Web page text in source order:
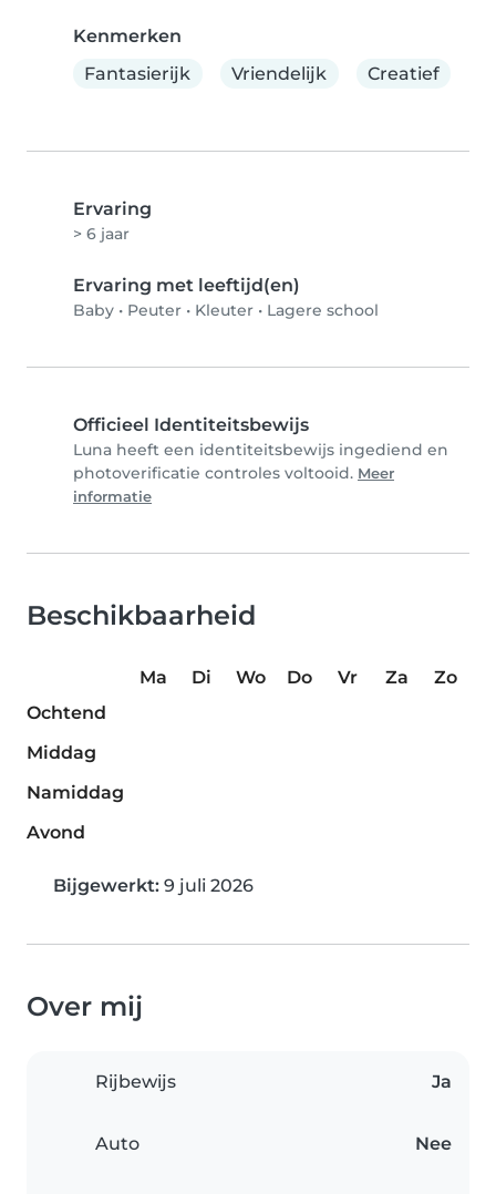
Kenmerken
Fantasierijk
Vriendelijk Creatief
Ervaring
> 6 jaar
Ervaring met leeftijd(en)
Baby • Peuter • Kleuter • Lagere school
Officieel Identiteitsbewijs
Luna heeft een identiteitsbewijs ingediend en
photoverificatie controles voltooid. Meer
informatie
Beschikbaarheid
Ma Di Wo Do Vr Za
Zo
Ochtend
Middag
Namiddag
Avond
Bijgewerkt: 9 juli 2026
Over mij
Rijbewijs Ja
Auto Nee